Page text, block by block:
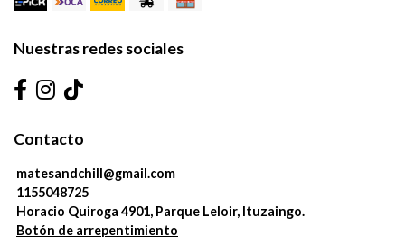
Nuestras redes sociales
Contacto
matesandchill@gmail.com
1155048725
Horacio Quiroga 4901, Parque Leloir, Ituzaingo.
Botón de arrepentimiento